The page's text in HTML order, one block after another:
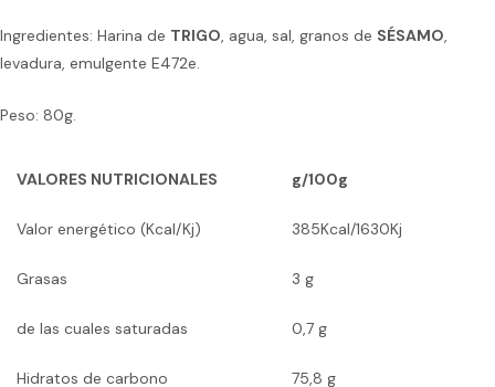
Ingredientes: Harina de TRIGO, agua, sal, granos de SÉSAMO,
levadura, emulgente E472e.
Peso: 80g.
VALORES NUTRICIONALES g/100g
Valor energético (Kcal/Kj) 385Kcal/1630Kj
Grasas 3 g
de las cuales saturadas 0,7 g
Hidratos de carbono 75,8 g